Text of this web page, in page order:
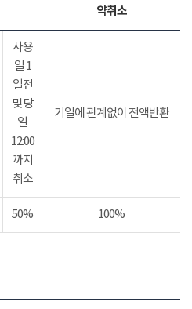
약취소
사용
일 1
일전
및 당
일
12:00
까지
취소
기일에 관계없이 전액반환
50% 100%